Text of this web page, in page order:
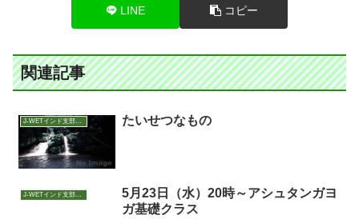
LINE コピー
関連記事
J-WETインド支部～ヨガのこころ～ たいせつなもの
J-WETインド支部～ヨガのこころ～
5月23日（水）20時～アシュタンガヨ
ガ基礎クラス